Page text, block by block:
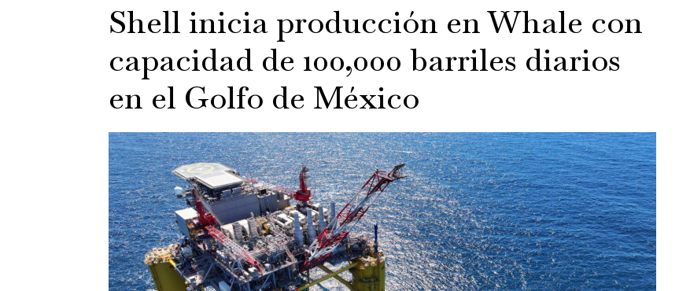
Shell inicia producción en Whale con
capacidad de 100,000 barriles diarios
en el Golfo de México